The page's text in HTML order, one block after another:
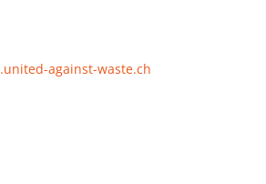
against-waste.ch